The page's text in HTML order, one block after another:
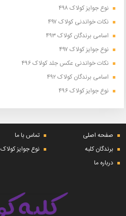
نوع جوایز کولاک ۴۹۸
نکات خواندنی کولاک ۴۹۷
اسامی برندگان کولاک ۴۹۳
نوع جوایز کولاک ۴۹۷
نکات خواندنی عکس جلد کولاک ۴۹۶
اسامی برندگان کولاک ۴۹۲
نوع جوایز کولاک ۴۹۶
صفحه اصلی تماس با ما
برندگان کلبه
نوع جوایز کولاک
درباره ما